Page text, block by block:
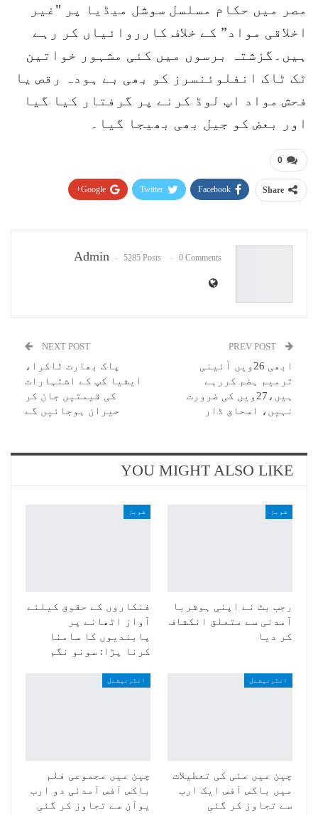
مصر میں حکام مسلسل سوشل میڈیا پر "غیر
اخلاقی مواد” کے خلاف کارروائیاں کر رہے
ہیں۔گزشتہ برسوں میں کئی مشہور خواتین
ٹک ٹاک انفلوئنسرز کو بھی بے ہودہ رقص یا
فحش مواد اپ لوڈ کرنے پر گرفتار کیا گیا
اور بعض کو جیل بھی بھیجا گیا۔
0
Share
Facebook
Twitter
Google+
Admin 5285 Posts 0 Comments
ابھی 26ویں آئینی
ترمیم ہضم کررہے
ہیں،27ویں کی ضرورت
نہیں، اسحاق ڈار
NEXT POST
پاک بھارت ٹاکرا،
ایشیا کپ کے اشتہارات
کی قیمتیں جان کر
حیران ہوجائیں گے
YOU MIGHT ALSO LIKE
شوبز
رجب بٹ نے اپنی ہوشربا
آمدنی سے متعلق انکشاف
کر دیا
شوبز
فنکاروں کے حقوق کیلئے
آواز اٹھانے پر
پابندیوں کا سامنا
کرنا پڑا: سونو نگم
انٹرنیشنل
چین میں مئی کی تعطیلات
میں باکس آفس ایک ارب
سے تجاوز کر گئی
انٹرنیشنل
چین میں مجموعی فلم
باکس آفس آمدنی دو ارب
یوآن سے تجاوز کر گئی